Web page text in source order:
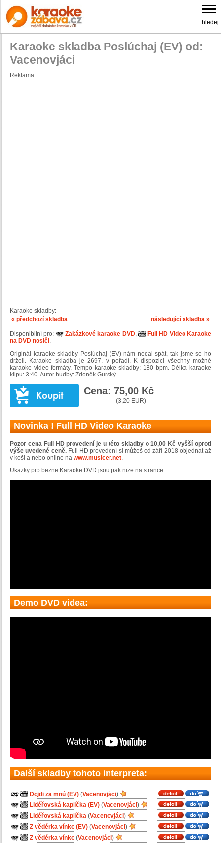
hledej
Karaoke skladba Poslúchaj (EV) od:
Vacenovjáci
Reklama:
Karaoke skladby:
« předchozí skladba
následující skladba »
Disponibilní pro: Zakázkové karaoke DVD,
Full HD Video Karaoke
na DVD nosiči.
Originál karaoke skladby Poslúchaj (EV) nám nedal spát, tak jsme se ho
drželi. Karaoke skladba je 2697. v pořadí. K dispozici všechny možné
karaoke video formáty. Tempo karaoke skladby: 180 bpm. Délka karaoke
klipu: 3:40. Autor hudby: Zdeněk Gurský.
Cena: 75,00 Kč
(3,20 EUR)
Novinka ! Full HD Video Karaoke
Pozor cena Full HD provedení je u této skladby o 10,00 Kč vyšší oproti
výše uvedené ceně.Full HD provedení si můžeš od září 2018 objednat až
v koši a nebo online na www.musicer.net.
Ukázky pro běžné Karaoke DVD jsou pak níže na stránce.
Demo DVD videa:
Další skladby tohoto interpreta:
Dojdi za mnú (EV) (Vacenovjáci)
Lidéřovská kaplička (EV) (Vacenovjáci)
Lidéřovská kaplička (Vacenovjáci)
Z vědérka vínko (EV) (Vacenovjáci)
Z vědérka vínko (Vacenovjáci)